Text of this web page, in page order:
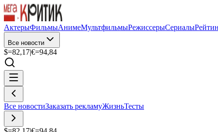
АктерыФильмыАнимеМультфильмыРежиссерыСериалы
Все новости
$=82,17|€=94,84
Все новостиЗаказать рекламуЖизньТесты